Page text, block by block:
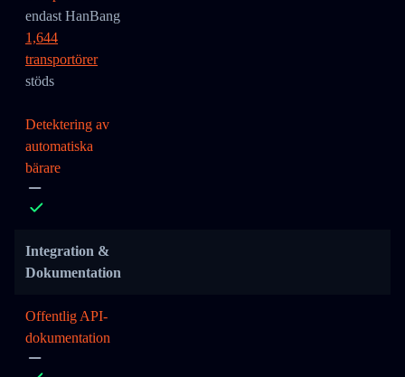
endast HanBang
1,644
transportörer
stöds
Detektering av
automatiska
bärare
Integration &
Dokumentation
Offentlig API-
dokumentation